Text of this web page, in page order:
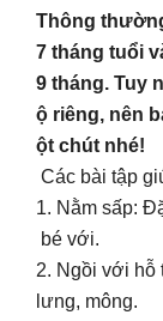
Thông
7 tháng tuổi
9 tháng. Tuy
ộ riêng, nên
ột chút nhé!
Các bài tập
1. Nằm sấp:
bé với.
2. Ngồi với hỗ
lưng, mông.